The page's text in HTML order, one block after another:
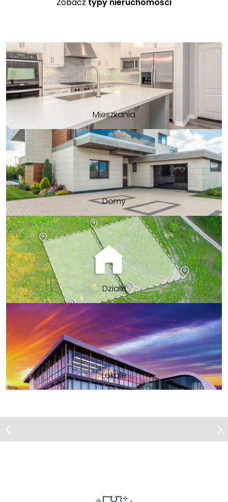
Mieszkania
Domy
Działki
Lokale
Sulnowo, ul. Świerkowa
Do wynajęcia 2-pokojowe
Świecie, ul. gen. Józefa Hallera
Lokal usługowo-biurowy na